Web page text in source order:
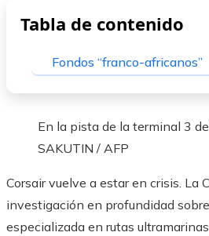
Tabla de contenido
Fondos “franco-africanos”
En la pista de la terminal 3
SAKUTIN / AFP
Corsair vuelve a estar en crisis. La
investigación en profundidad
especializada en rutas